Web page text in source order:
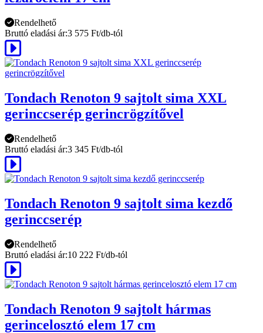
Rendelhető
Bruttó eladási ár:3 575 Ft/db-tól
Tondach Renoton 9 sajtolt sima XXL
gerinccserép gerincrögzítővel
Rendelhető
Bruttó eladási ár:3 345 Ft/db-tól
Tondach Renoton 9 sajtolt sima kezdő
gerinccserép
Rendelhető
Bruttó eladási ár:10 222 Ft/db-tól
Tondach Renoton 9 sajtolt hármas
gerincelosztó elem 17 cm